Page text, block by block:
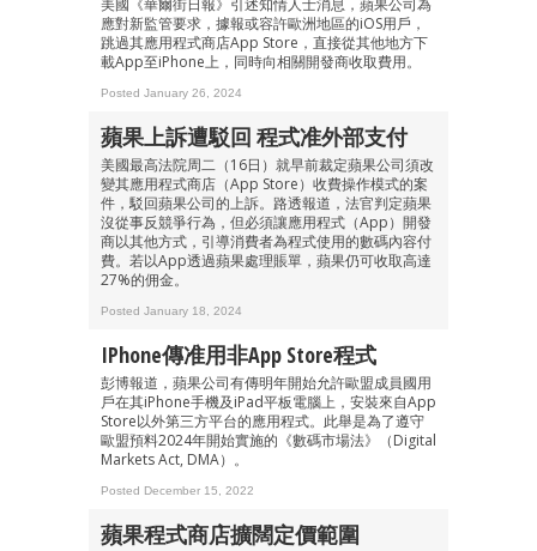
美國《華爾街日報》引述知情人士消息，蘋果公司為
應對新監管要求，據報或容許歐洲地區的iOS用戶，
跳過其應用程式商店App Store，直接從其他地方下
載App至iPhone上，同時向相關開發商收取費用。
Posted January 26, 2024
蘋果上訴遭駁回 程式准外部支付
美國最高法院周二（16日）就早前裁定蘋果公司須改
變其應用程式商店（App Store）收費操作模式的案
件，駁回蘋果公司的上訴。路透報道，法官判定蘋果
沒從事反競爭行為，但必須讓應用程式（App）開發
商以其他方式，引導消費者為程式使用的數碼內容付
費。若以App透過蘋果處理賬單，蘋果仍可收取高達
27%的佣金。
Posted January 18, 2024
IPhone傳准用非App Store程式
彭博報道，蘋果公司有傳明年開始允許歐盟成員國用
戶在其iPhone手機及iPad平板電腦上，安裝來自App
Store以外第三方平台的應用程式。此舉是為了遵守
歐盟預料2024年開始實施的《數碼市場法》（Digital
Markets Act, DMA）。
Posted December 15, 2022
蘋果程式商店擴闊定價範圍